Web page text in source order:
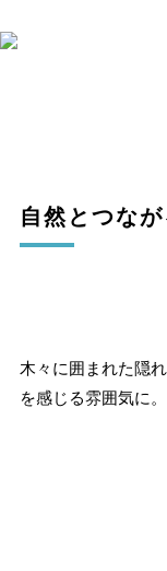
自然とつな
木々に囲まれた隠
を感じる雰囲気に。